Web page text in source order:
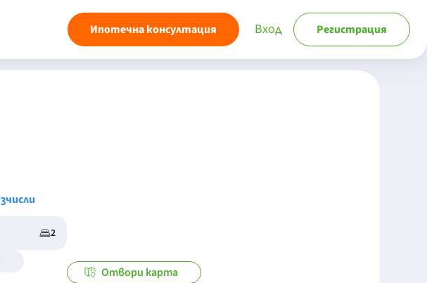
Ипотечна консултация Вход Регистрация
2
Отвори карта